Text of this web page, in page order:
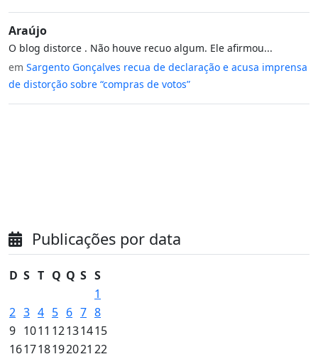
Araújo
O blog distorce . Não houve recuo algum. Ele afirmou...
em Sargento Gonçalves recua de declaração e acusa imprensa
de distorção sobre “compras de votos”
Publicações por data
D S T Q Q S S
1
2 3 4 5 6 7 8
9 1011 12131415
161718192021 22